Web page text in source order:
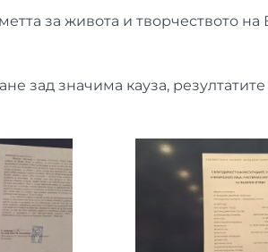
за живота и творчеството
зад значима кауза,